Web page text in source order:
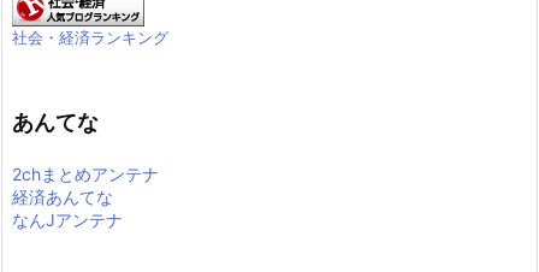
社会・経済ランキング
あんてな
2chまとめアンテナ
経済あんてな
なんJアンテナ